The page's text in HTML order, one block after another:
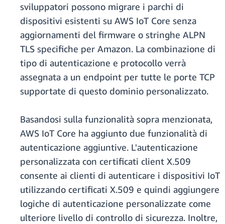
sviluppatori possono migrare i parchi di
dispositivi esistenti su AWS IoT Core senza
aggiornamenti del firmware o stringhe ALPN
TLS specifiche per Amazon. La combinazione di
tipo di autenticazione e protocollo verrà
assegnata a un endpoint per tutte le porte TCP
supportate di questo dominio personalizzato.
Basandosi sulla funzionalità sopra menzionata,
AWS IoT Core ha aggiunto due funzionalità di
autenticazione aggiuntive. L'autenticazione
personalizzata con certificati client X.509
consente ai clienti di autenticare i dispositivi IoT
utilizzando certificati X.509 e quindi aggiungere
logiche di autenticazione personalizzate come
ulteriore livello di controllo di sicurezza. Inoltre,